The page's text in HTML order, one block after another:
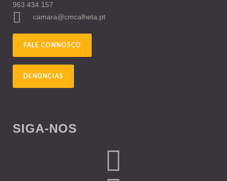
963 434 157
camara@cmcalheta.pt
FALE CONNOSCO
DENÚNCIAS
SIGA-NOS